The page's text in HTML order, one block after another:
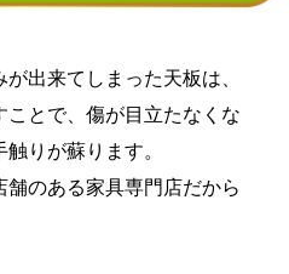
出来てしまった天板は、
とで、傷が目立たなくな
りが蘇ります。
のある家具専門店だから